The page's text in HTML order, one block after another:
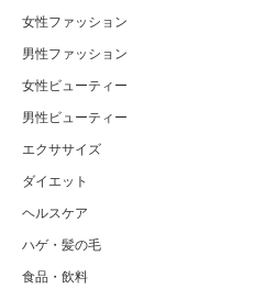
女性ファッション
男性ファッション
女性ビューティー
男性ビューティー
エクササイズ
ダイエット
ヘルスケア
ハゲ・髪の毛
食品・飲料